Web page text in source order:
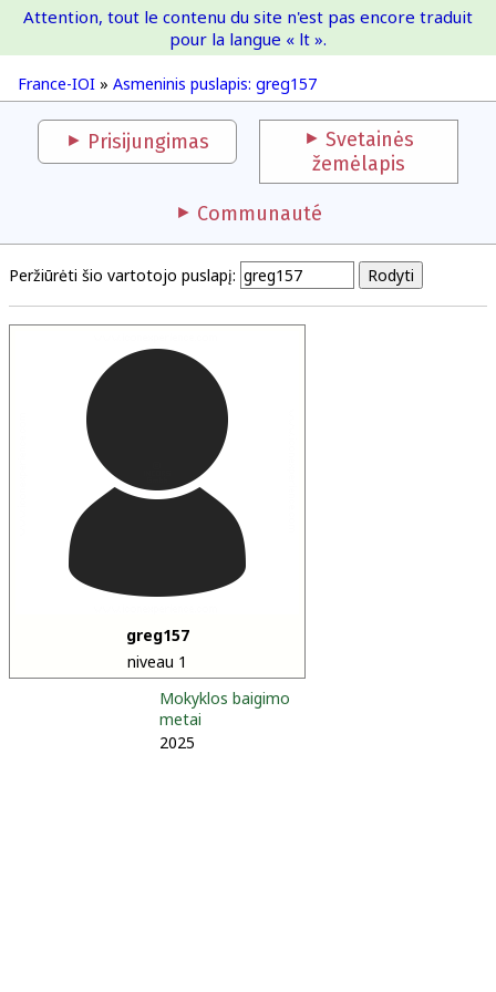
France-IOI
France-IOI » Asmeninis puslapis: greg157
Attention, tout le contenu du site n'est pas encore traduit
pour la langue « lt ».
Prisijungimas
Svetainės
žemėlapis
Communauté
Peržiūrėti šio vartotojo puslapį:
greg157
niveau 1
Mokyklos baigimo
metai
2025